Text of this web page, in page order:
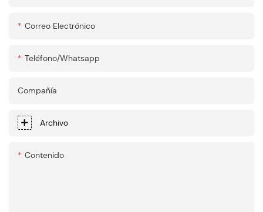
Correo Electrónico
Teléfono/whatsapp
Compañía
Archivo
Contenido